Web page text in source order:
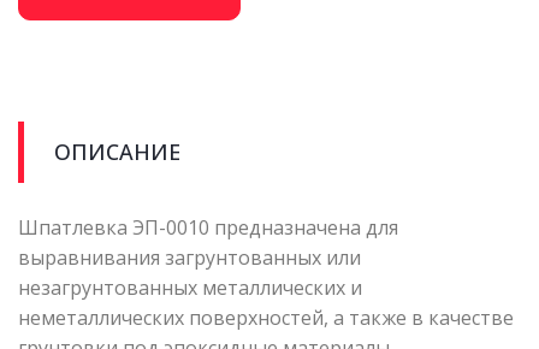
ОПИСАНИЕ
Шпатлевка ЭП-0010 предназначена для
выравнивания загрунтованных или
незагрунтованных металлических и
неметаллических поверхностей, а также в качестве